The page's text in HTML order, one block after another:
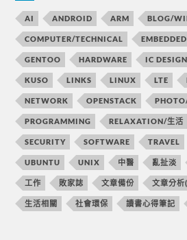
AI ANDROID ARM BLOG/
COMPUTER/TECHNICAL EMBEDDED
GENTOO HARDWARE IC DESIGN
KUSO LINKS LINUX LTE
NETWORK OPENSTACK
PROGRAMMING RELAXATION/生活
SECURITY SOFTWARE TRAVEL
UBUNTU UNIX 中醫 亂扯淡
工作 敗家誌 文章備份 文章分
生活相關 社會環保 讀書心得筆記